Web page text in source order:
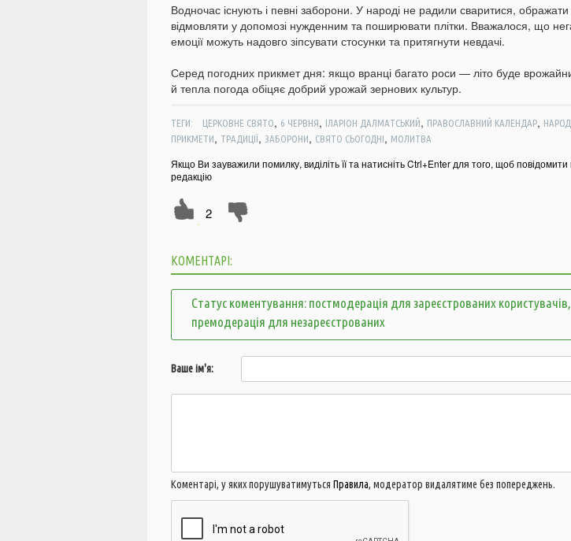
Водночас існують і певні заборони. У народі не радили сваритися, ображати
відмовляти у допомозі нужденним та поширювати плітки. Вважалося, що
емоції можуть надовго зіпсувати стосунки та притягнути невдачі.
Серед погодних прикмет дня: якщо вранці багато роси — літо буде
й тепла погода обіцяє добрий урожай зернових культур.
ТЕГИ: ЦЕРКОВНЕ СВЯТО, 6 ЧЕРВНЯ, ІЛАРІОН ДАЛМАТСЬКИЙ, ПРАВОСЛАВНИЙ КАЛЕНДАР,
ПРИКМЕТИ, ТРАДИЦІЇ, ЗАБОРОНИ, СВЯТО СЬОГОДНІ, МОЛИТВА
Якщо Ви зауважили помилку, виділіть її та натисніть Ctrl+Enter для того, щоб
редакцію
2
КОМЕНТАРІ:
Статус коментування: постмодерація для зареєстрованих користувачів,
премодерація для незареєстрованих
Ваше ім'я:
Коментарі, у яких порушуватимуться Правила, модератор видалятиме без попереджень.